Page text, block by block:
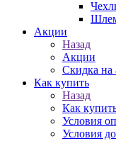
Акции
Назад
Акции
Скидка на
Как купить
Назад
Как
Условия
Условия